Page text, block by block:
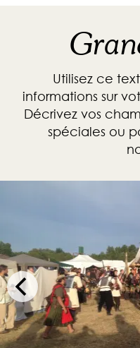
Utilisez ce
informations sur
Décrivez vos
spéciales ou